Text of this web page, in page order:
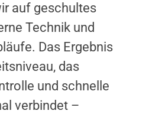
auf geschultes
Technik und
Das Ergebnis
das
und schnelle
verbindet –